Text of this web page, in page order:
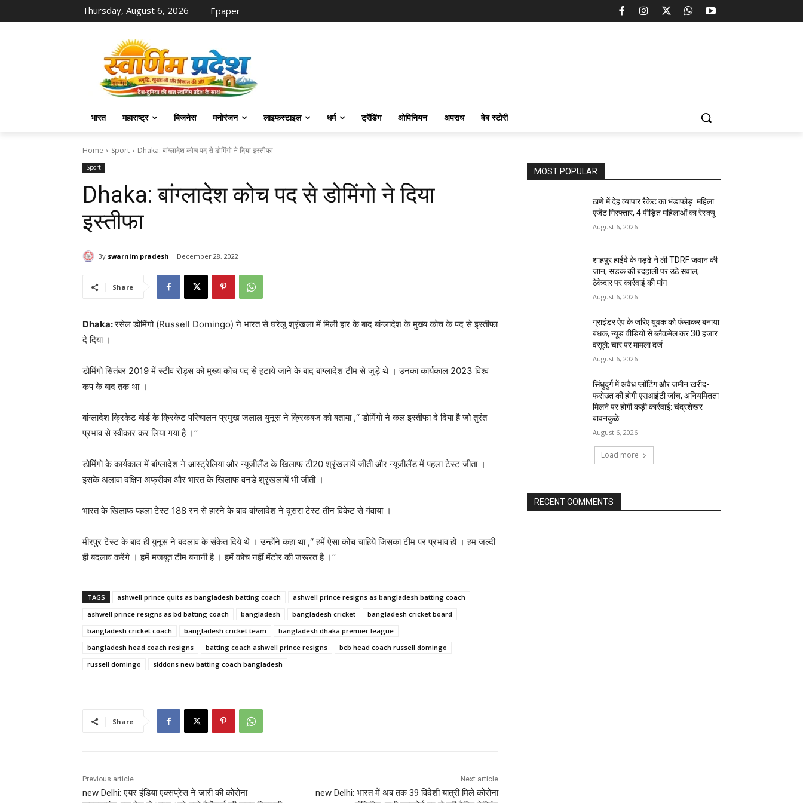
Thursday, August 6, 2026 Epaper
भारत महाराष्ट्र बिजनेस मनोरंजन लाइफस्‍टाइल धर्म ट्रेंडिंग ओपिनियन अपराध वेब स्टोरी
Home Sport Dhaka: बांग्लादेश कोच पद से डोमिंगो ने दिया इस्तीफा
Sport
Dhaka: बांग्लादेश कोच पद से डोमिंगो ने दिया
इस्तीफा
By swarnim pradesh December 28, 2022
Share
Dhaka:रसेल डोमिंगो (Russell Domingo) ने भारत से घरेलू श्रृंखला में मिली हार के बाद बांग्लादेश के मुख्य कोच के पद से इस्तीफा
दे दिया ।
डोमिंगो सितंबर 2019 में स्टीव रोड्स को मुख्य कोच पद से हटाये जाने के बाद बांग्लादेश टीम से जुड़े थे । उनका कार्यकाल 2023 विश्व
कप के बाद तक था ।
बांग्लादेश क्रिकेट बोर्ड के क्रिकेट परिचालन प्रमुख जलाल युनूस ने क्रिकबज को बताया ,‘‘ डोमिंगो ने कल इस्तीफा दे दिया है जो तुरंत
प्रभाव से स्वीकार कर लिया गया है ।’’
डोमिंगो के कार्यकाल में बांग्लादेश ने आस्ट्रेलिया और न्यूजीलैंड के खिलाफ टी20 श्रृंखलायें जीती और न्यूजीलैंड में पहला टेस्ट जीता ।
इसके अलावा दक्षिण अफ्रीका और भारत के खिलाफ वनडे श्रृंखलायें भी जीती ।
भारत के खिलाफ पहला टेस्ट 188 रन से हारने के बाद बांग्लादेश ने दूसरा टेस्ट तीन विकेट से गंवाया ।
मीरपुर टेस्ट के बाद ही युनूस ने बदलाव के संकेत दिये थे । उन्होंने कहा था ,‘‘ हमें ऐसा कोच चाहिये जिसका टीम पर प्रभाव हो । हम जल्दी
ही बदलाव करेंगे । हमें मजबूत टीम बनानी है । हमें कोच नहीं मेंटोर की जरूरत है ।’’
TAGS ashwell prince quits as bangladesh batting coach
ashwell prince resigns as bangladesh batting coach
ashwell prince resigns as bd batting coach
bangladesh bangladesh cricket
bangladesh cricket board
bangladesh cricket coach
bangladesh cricket team
bangladesh dhaka premier league
bangladesh head coach resigns
batting coach ashwell prince resigns
bcb head coach russell domingo
russell domingo
siddons new batting coach bangladesh
Share
Previous article
new Delhi: एयर इंडिया एक्सप्रेस ने जारी की कोरोना
Next article
new Delhi: भारत में अब तक 39 विदेशी यात्री मिले कोरोना
MOST POPULAR
ठाणे में देह व्यापार रैकेट का भंडाफोड़: महिला
एजेंट गिरफ्तार, 4 पीड़ित महिलाओं का रेस्क्यू
August 6, 2026
शाहपुर हाईवे के गड्ढे ने ली TDRF जवान की
जान, सड़क की बदहाली पर उठे सवाल;
ठेकेदार पर कार्रवाई की मांग
August 6, 2026
ग्राइंडर ऐप के जरिए युवक को फंसाकर बनाया
बंधक, न्यूड वीडियो से ब्लैकमेल कर ₹30 हजार
वसूले; चार पर मामला दर्ज
August 6, 2026
सिंधुदुर्ग में अवैध प्लॉटिंग और जमीन खरीद-
फरोख्त की होगी एसआईटी जांच, अनियमितता
मिलने पर होगी कड़ी कार्रवाई: चंद्रशेखर
बावनकुळे
August 6, 2026
Load more
RECENT COMMENTS